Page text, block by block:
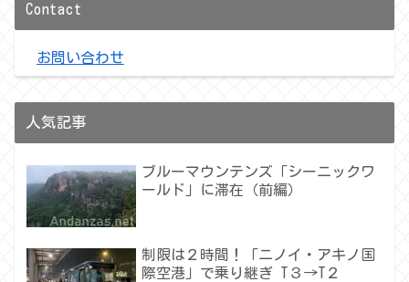
Contact
お問い合わせ
人気記事
ブルーマウンテンズ「シーニックワ
ールド」に滞在（前編）
制限は２時間！「ニノイ・アキノ国
際空港」で乗り継ぎ T３→T２